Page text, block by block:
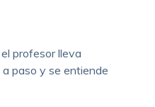
profesor lleva
paso y se entiende